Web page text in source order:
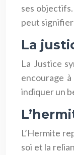
ses
peut signifier
La
La Justice
encourage
indiquer un
L’Hermite
soi et la